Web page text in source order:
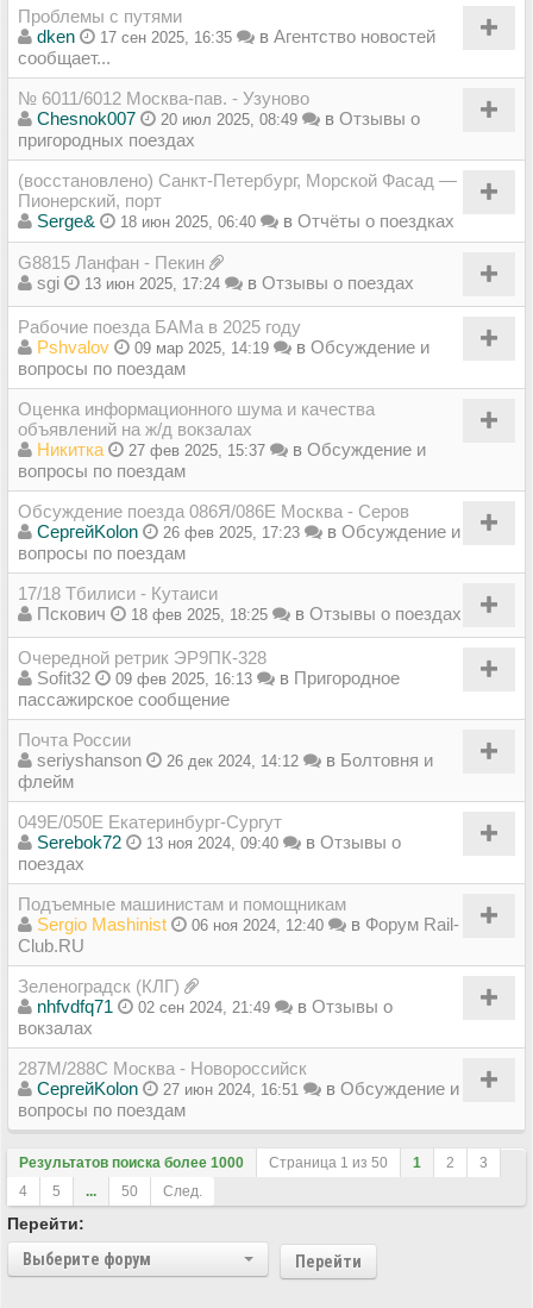
Проблемы с путями
dken
17 сен 2025, 16:35 в Агентство новостей
сообщает...
№ 6011/6012 Москва-пав. - Узуново
Chesnok007
20 июл 2025, 08:49 в Отзывы о
пригородных поездах
(восстановлено) Санкт-Петербург, Морской Фасад —
Пионерский, порт
Serge&
18 июн 2025, 06:40 в Отчёты о поездках
G8815 Ланфан - Пекин
sgi
13 июн 2025, 17:24 в Отзывы о поездах
Рабочие поезда БАМа в 2025 году
Pshvalov
09 мар 2025, 14:19 в Обсуждение и
вопросы по поездам
Оценка информационного шума и качества
объявлений на ж/д вокзалах
Никитка
27 фев 2025, 15:37 в Обсуждение и
вопросы по поездам
Обсуждение поезда 086Я/086Е Москва - Серов
СергейKolon
26 фев 2025, 17:23 в Обсуждение и
вопросы по поездам
17/18 Тбилиси - Кутаиси
Пскович
18 фев 2025, 18:25 в Отзывы о поездах
Очередной ретрик ЭР9ПК-328
Sofit32
09 фев 2025, 16:13 в Пригородное
пассажирское сообщение
Почта России
seriyshanson
26 дек 2024, 14:12 в Болтовня и
флейм
049Е/050Е Екатеринбург-Сургут
Serebok72
13 ноя 2024, 09:40 в Отзывы о
поездах
Подъемные машинистам и помощникам
Sergio Mashinist
06 ноя 2024, 12:40 в Форум Rail-
Club.RU
Зеленоградск (КЛГ)
nhfvdfq71
02 сен 2024, 21:49 в Отзывы о
вокзалах
287М/288C Москва - Новороссийск
СергейKolon
27 июн 2024, 16:51 в Обсуждение и
вопросы по поездам
Результатов поиска более 1000 Страница 1 из 50 1 2
3
4
5 ... 50 След.
Перейти:
Выберите форум
Перейти